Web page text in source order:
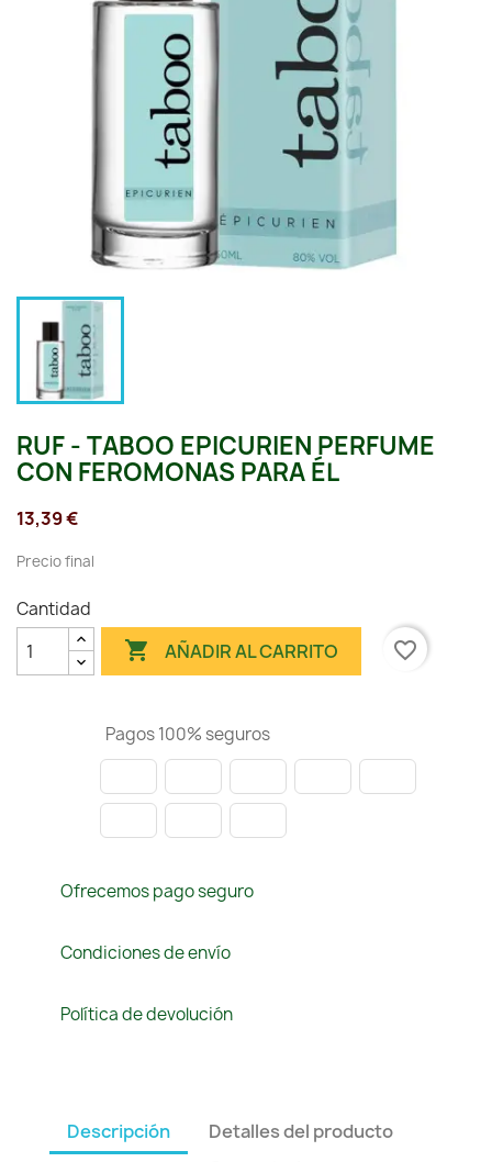
RUF - TABOO EPICURIEN PERFUME
CON FEROMONAS PARA ÉL
13,39 €
Precio final
Cantidad
 AÑADIR AL CARRITO favorite_border
Pagos 100% seguros
Ofrecemos pago seguro
Condiciones de envío
Política de devolución
Descripción
Detalles del producto